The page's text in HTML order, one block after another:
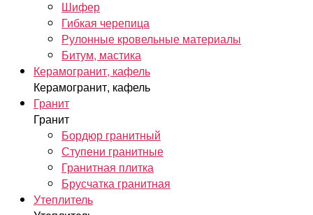
Шифер
Гибкая черепица
Рулонные кровельные материалы
Битум, мастика
Керамогранит, кафель
Керамогранит, кафель
Гранит
Гранит
Бордюр гранитный
Ступени гранитные
Гранитная плитка
Брусчатка гранитная
Утеплитель